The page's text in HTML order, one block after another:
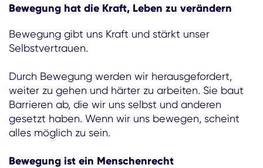
Bewegung hat die Kraft, Leben zu verändern
Bewegung gibt uns Kraft und stärkt unser
Selbstvertrauen.
Durch Bewegung werden wir herausgefordert,
weiter zu gehen und härter zu arbeiten. Sie baut
Barrieren ab, die wir uns selbst und anderen
gesetzt haben. Wenn wir uns bewegen, scheint
alles möglich zu sein.
Bewegung ist ein Menschenrecht